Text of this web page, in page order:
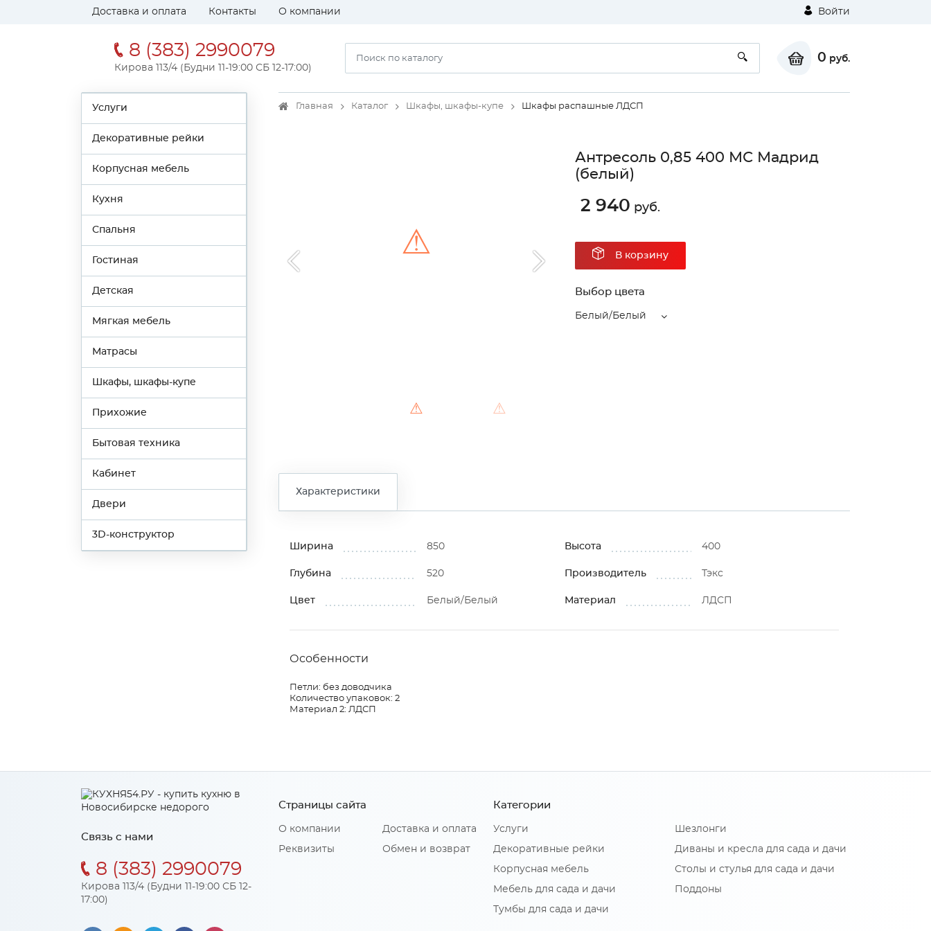
Доставка и оплата Контакты О компании Войти
8 (383) 2990079
Кирова 113/4 (Будни 11-19:00 СБ 12-17:00)
0 руб.
Услуги
Декоративные рейки
Корпусная мебель
Кухня
Спальня
Гостиная
Детская
Мягкая мебель
Матрасы
Шкафы, шкафы-купе
Прихожие
Бытовая техника
Кабинет
Двери
3D-конструктор
Главная Каталог Шкафы, шкафы-купе Шкафы распашные ЛДСП
⚠ ⚠
⚠ ⚠
Антресоль 0,85 400 МС Мадрид
(белый)
2 940 руб.
В корзину
Выбор цвета
Белый/Белый
Характеристики
Ширина 850 Высота 400
Глубина 520 Производитель Тэкс
Цвет Белый/Белый Материал ЛДСП
Особенности
Петли: без доводчика
Количество упаковок: 2
Материал 2: ЛДСП
Связь с нами
8 (383) 2990079
Кирова 113/4 (Будни 11-19:00 СБ 12-
17:00)
Страницы сайта
О компании
Реквизиты
Доставка и оплата
Обмен и возврат
Категории
Услуги
Декоративные рейки
Корпусная мебель
Мебель для сада и дачи
Тумбы для сада и дачи
Шезлонги
Диваны и кресла для сада и дачи
Столы и стулья для сада и дачи
Поддоны